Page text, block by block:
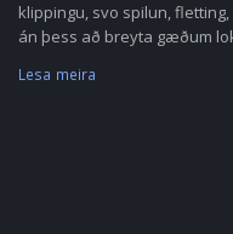
klippingu, svo spilun,
án þess að breyta gæðum
Lesa meira